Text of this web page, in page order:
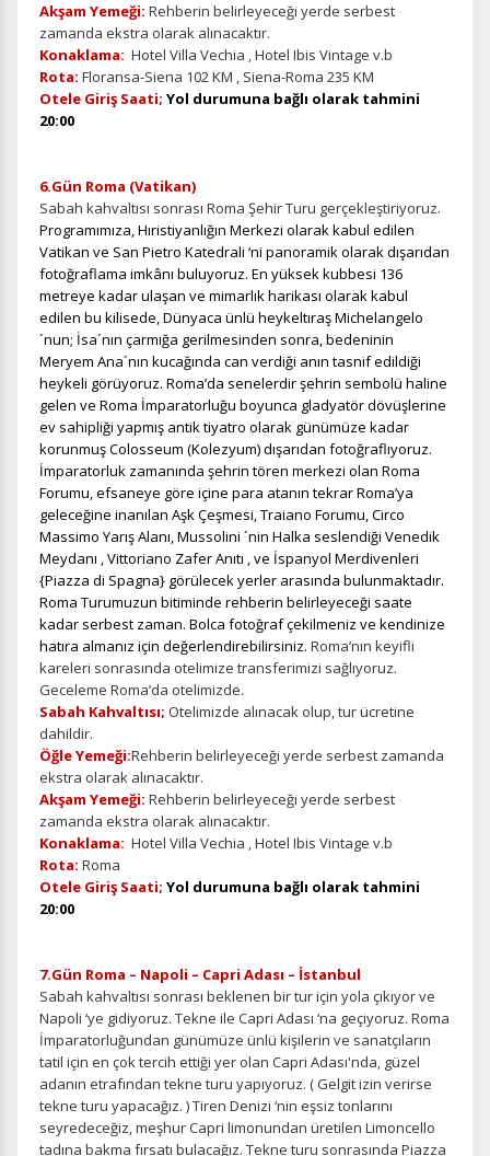
Pazarlama Çerezleri
Size ve ilgi alanlarınıza uygun reklamlar göstermek için
kullanılır. Kapatırsanız reklamları görmeye devam
Tercihleri Kaydet
Akşam Yemeği: Rehberin belirleyeceği yerde serbest
zamanda ekstra olarak alınacaktır.
Konaklama: Hotel Villa Vechia , Hotel Ibis Vintage v.b
Rota: Floransa-Siena 102 KM , Siena-Roma 235 KM
Otele Giriş Saati; Yol durumuna bağlı olarak tahmini
20:00
6.Gün Roma (Vatikan)
Sabah kahvaltısı sonrası Roma Şehir Turu gerçekleştiriyoruz.
Programımıza, Hıristiyanlığın Merkezi olarak kabul edilen
Vatikan ve San Pietro Katedrali ‘ni panoramik olarak dışarıdan
fotoğraflama imkânı buluyoruz. En yüksek kubbesi 136
metreye kadar ulaşan ve mimarlık harikası olarak kabul
edilen bu kilisede, Dünyaca ünlü heykeltıraş Michelangelo
´nun; İsa´nın çarmığa gerilmesinden sonra, bedeninin
Meryem Ana´nın kucağında can verdiği anın tasnif edildiği
heykeli görüyoruz. Roma’da senelerdir şehrin sembolü haline
gelen ve Roma İmparatorluğu boyunca gladyatör dövüşlerine
ev sahipliği yapmış antik tiyatro olarak günümüze kadar
korunmuş Colosseum (Kolezyum) dışarıdan fotoğraflıyoruz.
İmparatorluk zamanında şehrin tören merkezi olan Roma
Forumu, efsaneye göre içine para atanın tekrar Roma’ya
geleceğine inanılan Aşk Çeşmesi, Traiano Forumu, Circo
Massimo Yarış Alanı, Mussolini ´nin Halka seslendiği Venedik
Meydanı , Vittoriano Zafer Anıtı , ve İspanyol Merdivenleri
{Piazza di Spagna} görülecek yerler arasında bulunmaktadır.
Roma Turumuzun bitiminde rehberin belirleyeceği saate
kadar serbest zaman. Bolca fotoğraf çekilmeniz ve kendinize
hatıra almanız için değerlendirebilirsiniz. Roma’nın keyifli
kareleri sonrasında otelimize transferimizi sağlıyoruz.
Geceleme Roma’da otelimizde.
Sabah Kahvaltısı; Otelimizde alınacak olup, tur ücretine
dahildir.
Öğle Yemeği:Rehberin belirleyeceği yerde serbest zamanda
ekstra olarak alınacaktır.
Akşam Yemeği: Rehberin belirleyeceği yerde serbest
zamanda ekstra olarak alınacaktır.
Konaklama: Hotel Villa Vechia , Hotel Ibis Vintage v.b
Rota: Roma
Otele Giriş Saati; Yol durumuna bağlı olarak tahmini
20:00
7.Gün Roma – Napoli – Capri Adası – İstanbul
Sabah kahvaltısı sonrası beklenen bir tur için yola çıkıyor ve
Napoli ‘ye gidiyoruz. Tekne ile Capri Adası ‘na geçiyoruz. Roma
İmparatorluğundan günümüze ünlü kişilerin ve sanatçıların
tatil için en çok tercih ettiği yer olan Capri Adası'nda, güzel
adanın etrafından tekne turu yapıyoruz. ( Gelgit izin verirse
tekne turu yapacağız. ) Tiren Denizi ‘nin eşsiz tonlarını
seyredeceğiz, meşhur Capri limonundan üretilen Limoncello
tadına bakma fırsatı bulacağız. Tekne turu sonrasında Piazza